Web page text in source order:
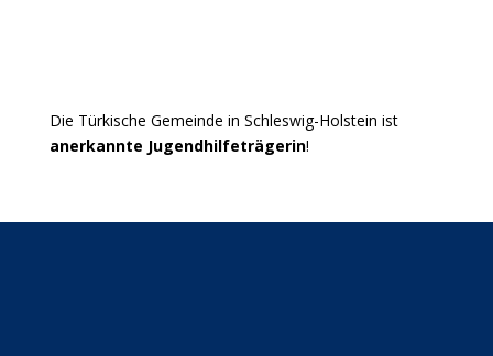
Die Türkische Gemeinde in Schleswig-Holstein ist
anerkannte Jugendhilfeträgerin!